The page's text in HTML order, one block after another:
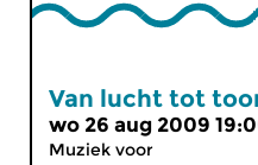
Van lucht tot
wo 26 aug 2009
Muziek voor